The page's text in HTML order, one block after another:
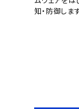
知・防御します